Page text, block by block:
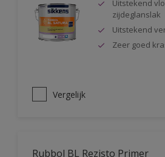
Uitstekend
zijdeglanslak
Uitstekend
Zeer goed
Vergelijk
Rubbol BL Rezisto Primer